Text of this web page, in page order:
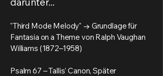
"Third Mode Melody" → Grundlage für
Fantasia on a Theme von Ralph Vaughan
Williams (1872–1958)
Psalm 67 – Tallis’ Canon, Später